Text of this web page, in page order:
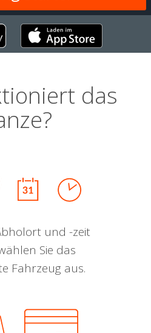
das
und -zeit
Sie das
Fahrzeug aus.